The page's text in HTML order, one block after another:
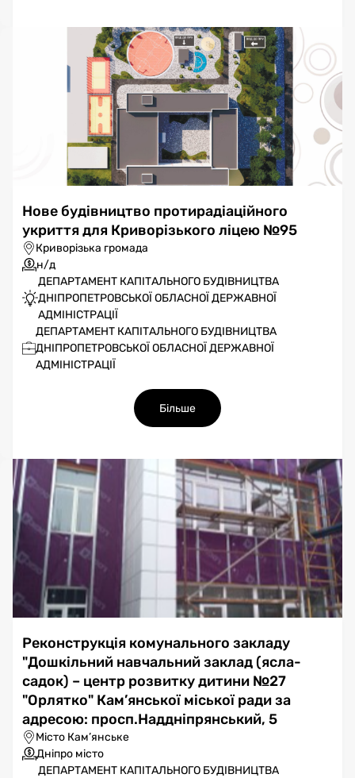
Нове будівництво протирадіаційного
укриття для Криворізького ліцею №95
Криворізька громада
н/д
ДЕПАРТАМЕНТ КАПІТАЛЬНОГО БУДІВНИЦТВА
ДНІПРОПЕТРОВСЬКОЇ ОБЛАСНОЇ ДЕРЖАВНОЇ
АДМІНІСТРАЦІЇ
ДЕПАРТАМЕНТ КАПІТАЛЬНОГО БУДІВНИЦТВА
ДНІПРОПЕТРОВСЬКОЇ ОБЛАСНОЇ ДЕРЖАВНОЇ
АДМІНІСТРАЦІЇ
Більше
Реконструкція комунального закладу
"Дошкільний навчальний заклад (ясла-
садок) – центр розвитку дитини №27
"Орлятко" Кам’янської міської ради за
адресою: просп.Наддніпрянський, 5
Місто Кам’янське
Дніпро місто
ДЕПАРТАМЕНТ КАПІТАЛЬНОГО БУДІВНИЦТВА